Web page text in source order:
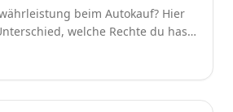
beim Autokauf? Hier
welche Rechte du hast
Neu- oder Gebrauchtwagen